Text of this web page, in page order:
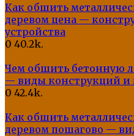
Как обшить
деревом цена —
устройства
0 40.2k.
Чем обшить бетонную
— виды конструкций и
0 42.4k.
Как обшить
деревом пошагово —